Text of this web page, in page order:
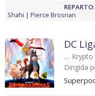
REPARTO:
Shahi
Pierce Brosnan
DC
....
Dirigida